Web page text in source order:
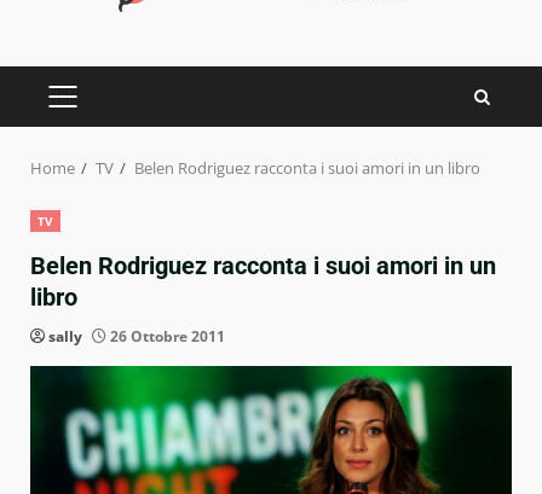
PRIMARY
Home TV Belen Rodriguez racconta i suoi amori in un libro
TV
Belen Rodriguez racconta i suoi amori in un
libro
sally 26 Ottobre 2011